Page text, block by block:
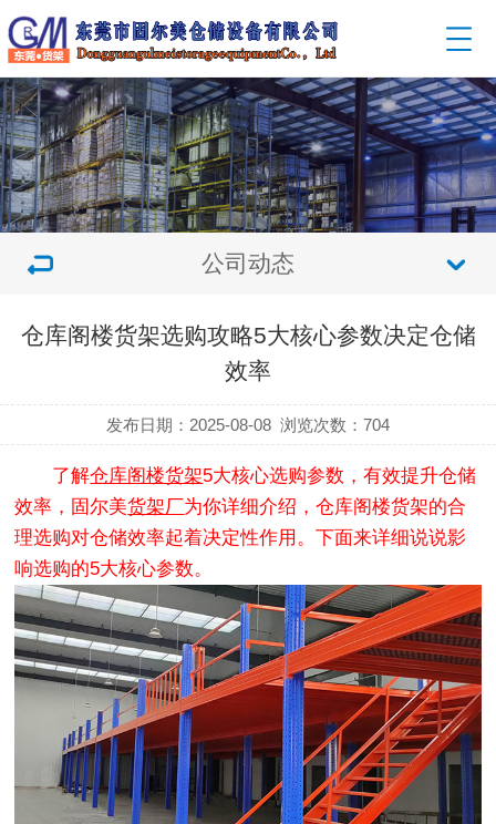
公司动态
仓库阁楼货架选购攻略5大核心参数决定仓储
效率
发布日期：2025-08-08 浏览次数：704
了解仓库阁楼货架5大核心选购参数，有效提升仓储
效率，固尔美货架厂为你详细介绍，仓库阁楼货架的合
理选购对仓储效率起着决定性作用。下面来详细说说影
响选购的5大核心参数。